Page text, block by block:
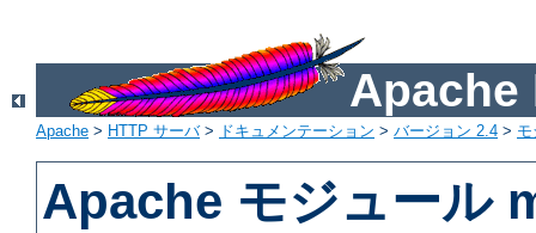
Apache
Apache > HTTP サーバ> ドキュメンテーション > バージョン 2.4 >
Apache モジュール